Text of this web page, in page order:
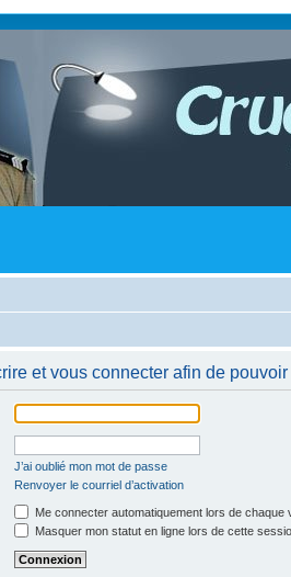
et vous connecter afin de
J’ai oublié mon mot de passe
Renvoyer le courriel d’activation
Me connecter automatiquement lors de chaque
Masquer mon statut en ligne lors de cette